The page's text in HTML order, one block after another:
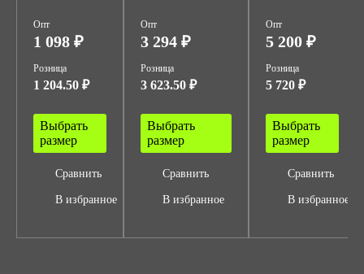
Опт
1 098 ₽
Розница
1 204.50 ₽
Выбрать
размер
Сравнить
В избранное
Опт
3 294 ₽
Розница
3 623.50 ₽
Выбрать
размер
Сравнить
В избранное
Опт
5 200 ₽
Розница
5 720 ₽
Выбрать
размер
Сравнить
В избранное